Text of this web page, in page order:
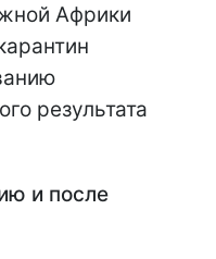
Африки
результата
и после